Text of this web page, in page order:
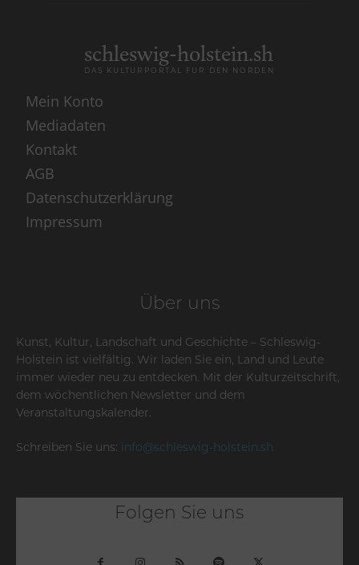
schleswig-holstein.sh
DAS KULTURPORTAL FÜR DEN NORDEN
Mein Konto
Mediadaten
Kontakt
AGB
Datenschutzerklärung
Impressum
Über uns
Kunst, Kultur, Landschaft und Geschichte – Schleswig-
Holstein ist vielfältig. Wir laden Sie ein, Land und Leute
immer wieder neu zu entdecken. Mit der Kulturzeitschrift,
dem wöchentlichen Newsletter und dem
Veranstaltungskalender.
Schreiben Sie uns: info@schleswig-holstein.sh
Folgen Sie uns